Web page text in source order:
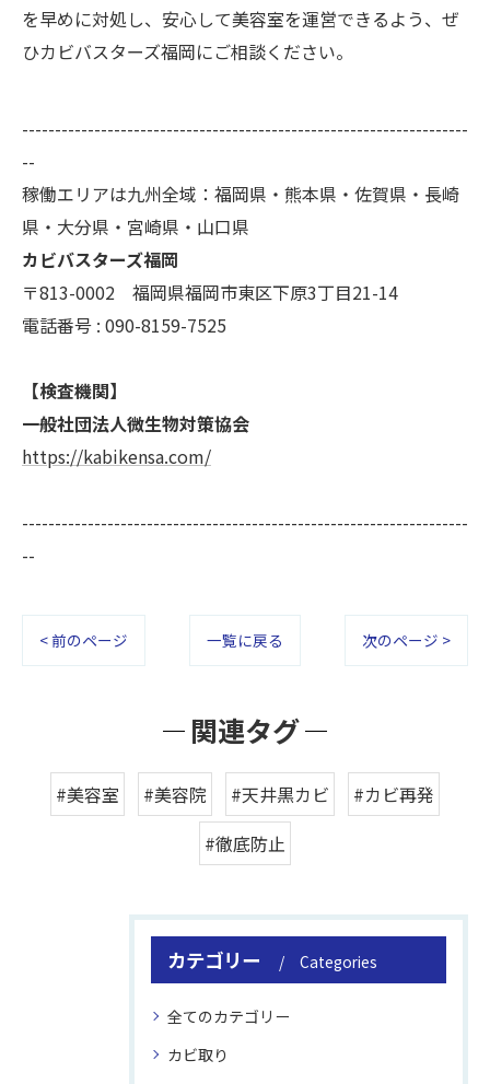
を早めに対処し、安心して美容室を運営できるよう、ぜ
ひカビバスターズ福岡にご相談ください。
--------------------------------------------------------------------
--
稼働エリアは九州全域：福岡県・熊本県・佐賀県・長崎
県・大分県・宮崎県・山口県
カビバスターズ福岡
〒813-0002 福岡県福岡市東区下原3丁目21-14
電話番号 : 090-8159-7525
【検査機関】
一般社団法人微生物対策協会
https://kabikensa.com/
--------------------------------------------------------------------
--
< 前のページ 一覧に戻る 次のページ >
関連タグ
#美容室 #美容院 #天井黒カビ
#カビ再発
#徹底防止
カテゴリー Categories
全てのカテゴリー
カビ取り